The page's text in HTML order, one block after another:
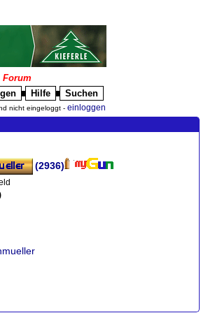
Forum
Hilfe Suchen
nicht eingeloggt - einloggen
(2936)